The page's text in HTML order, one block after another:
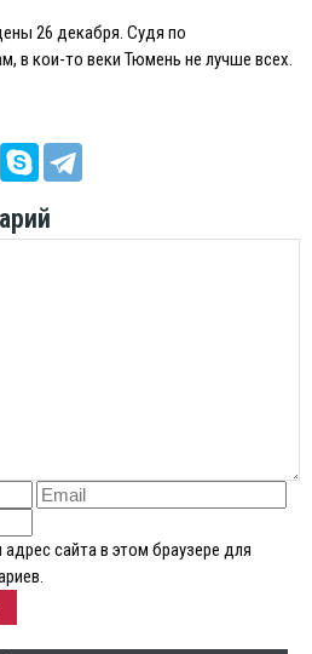
26 декабря. Судя по
в кои-то веки Тюмень не лучше всех.
сайта в этом браузере для